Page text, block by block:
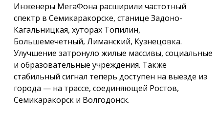
Инженеры МегаФона расширили частотный
спектр в Семикаракорске, станице Задоно-
Кагальницкая, хуторах Топилин,
Большемечетный, Лиманский, Кузнецовка.
Улучшение затронуло жилые массивы, социальные
и образовательные учреждения. Также
стабильный сигнал теперь доступен на выезде из
города — на трассе, соединяющей Ростов,
Семикаракорск и Волгодонск.